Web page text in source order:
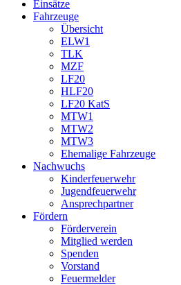
Einsätze
Fahrzeuge
Übersicht
ELW1
TLK
MZF
LF20
HLF20
LF20 KatS
MTW1
MTW2
MTW3
Ehemalige Fahrzeuge
Nachwuchs
Kinderfeuerwehr
Jugendfeuerwehr
Ansprechpartner
Fördern
Förderverein
Mitglied werden
Spenden
Vorstand
Feuermelder